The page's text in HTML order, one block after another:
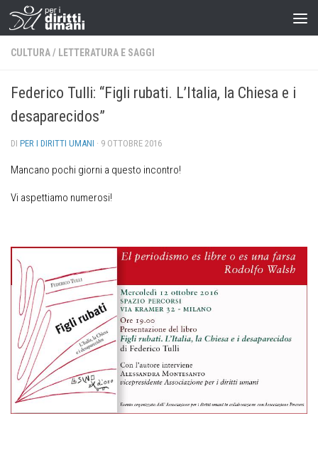
CULTURA/ LETTERATURA E SAGGI
Federico Tulli: “Figli rubati. L’Italia, la Chiesa e i
desaparecidos”
DI PER I DIRITTI UMANI · 9 OTTOBRE 2016
Mancano pochi giorni a questo incontro!
Vi aspettiamo numerosi!